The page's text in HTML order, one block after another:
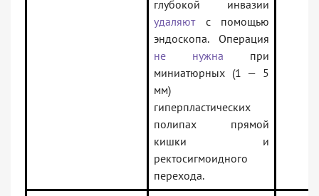
глубокой инвазии
удаляютс помощью
эндоскопа. Операция
не нужна при
миниатюрных (1 — 5
мм)
гиперпластических
полипах прямой
кишки и
ректосигмоидного
перехода.